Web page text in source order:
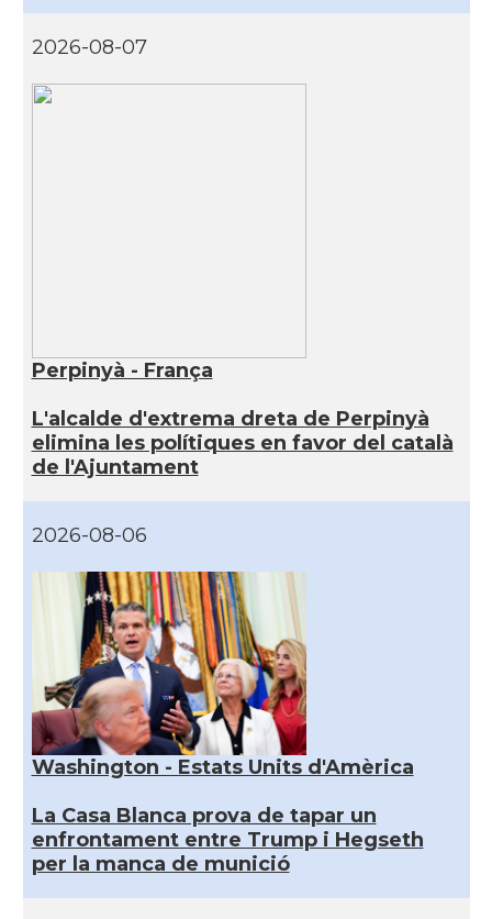
2026-08-07
Perpinyà - França
L'alcalde d'extrema dreta de Perpinyà
elimina les polítiques en favor del català
de l'Ajuntament
2026-08-06
Washington - Estats Units d'Amèrica
La Casa Blanca prova de tapar un
enfrontament entre Trump i Hegseth
per la manca de munició